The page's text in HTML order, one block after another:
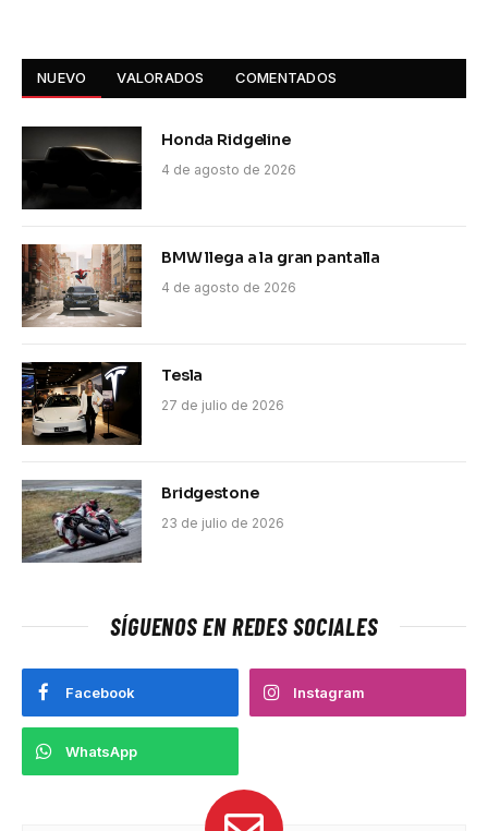
NUEVO VALORADOS COMENTADOS
Honda Ridgeline
4 de agosto de 2026
BMW llega a la gran pantalla
4 de agosto de 2026
Tesla
27 de julio de 2026
Bridgestone
23 de julio de 2026
SÍGUENOS EN REDES SOCIALES
Facebook Instagram
WhatsApp